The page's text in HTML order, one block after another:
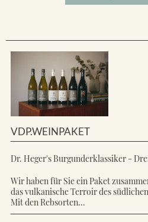
VDP.WEINPAKET
Dr. Heger's Burgunderklassiker -
Wir haben für Sie ein Paket
das vulkanische Terroir des
Mit den Rebsorten...